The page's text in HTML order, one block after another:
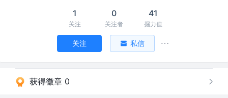
1
关注
0
关注者
41
掘力值
关注 私信
获得徽章 0